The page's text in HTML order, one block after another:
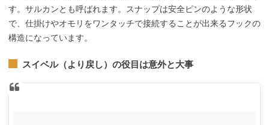
す。サルカンとも呼ばれます。スナップは安全ピンのような形状
で、仕掛けやオモリをワンタッチで接続することが出来るフックの
構造になっています。
スイベル（より戻し）の役目は意外と大事